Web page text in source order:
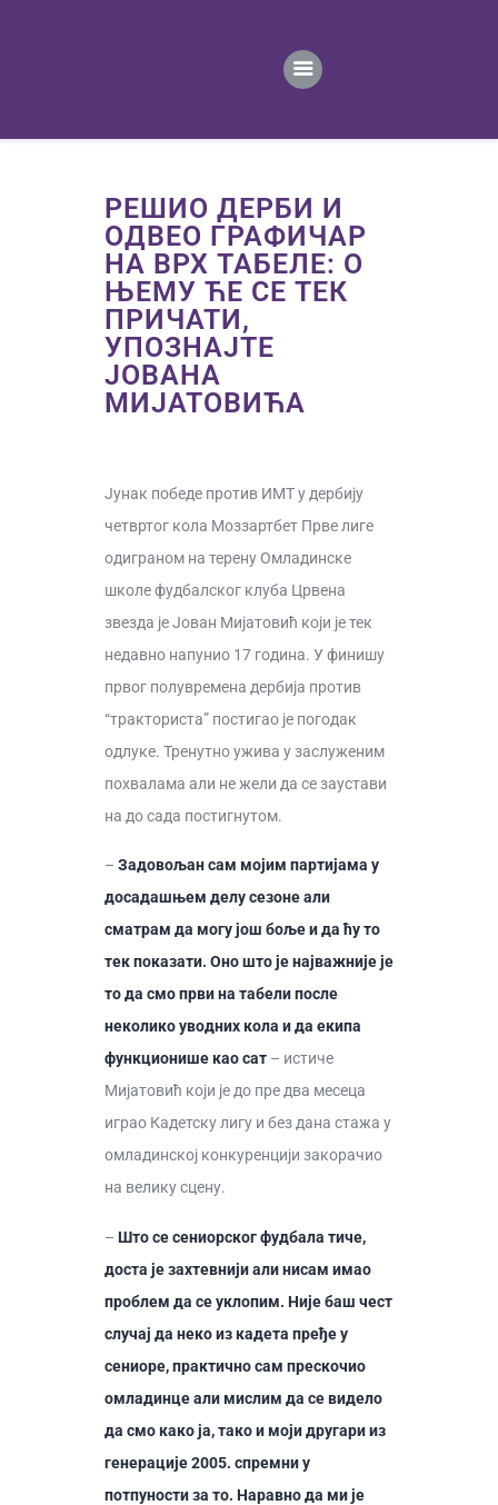
ПРОДАВНИЦА
КОНТАКТ
РЕШИО ДЕРБИ И
ОДВЕО ГРАФИЧАР
НА ВРХ ТАБЕЛЕ: О
ЊЕМУ ЋЕ СЕ ТЕК
ПРИЧАТИ,
УПОЗНАЈТЕ
ЈОВАНА
МИЈАТОВИЋА
Јунак победе против ИМТ у дербију
четвртог кола Моззартбет Прве лиге
одиграном на терену Омладинске
школе фудбалског клуба Црвена
звезда је Јован Мијатовић који је тек
недавно напунио 17 година. У финишу
првог полувремена дербија против
“тракториста” постигао је погодак
одлуке. Тренутно ужива у заслуженим
похвалама али не жели да се заустави
на до сада постигнутом.
– Задовољан сам мојим партијама у
досадашњем делу сезоне али
сматрам да могу још боље и да ћу то
тек показати. Оно што је најважније је
то да смо први на табели после
неколико уводних кола и да екипа
функционише као сат – истиче
Мијатовић који је до пре два месеца
играо Кадетску лигу и без дана стажа у
омладинској конкуренцији закорачио
на велику сцену.
– Што се сениорског фудбала тиче,
доста је захтевнији али нисам имао
проблем да се уклопим. Није баш чест
случај да неко из кадета пређе у
сениоре, практично сам прескочио
омладинце али мислим да се видело
да смо како ја, тако и моји другари из
генерације 2005. спремни у
потпуности за то. Наравно да ми је